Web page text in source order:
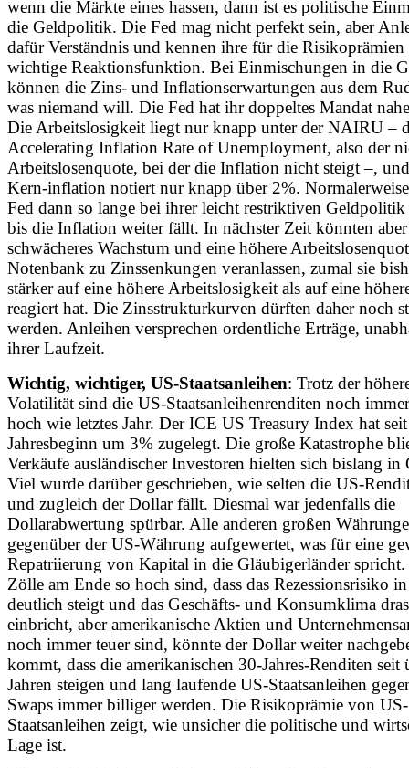
wenn die Märkte eines hassen, dann ist es politische
die Geldpolitik. Die Fed mag nicht perfekt sein, aber
dafür Verständnis und kennen ihre für die Risikoprämien
wichtige Reaktionsfunktion. Bei Einmischungen in die
können die Zins- und Inflationserwartungen aus dem
was niemand will. Die Fed hat ihr doppeltes Mandat
Die Arbeitslosigkeit liegt nur knapp unter der NAIRU –
Accelerating Inflation Rate of Unemployment, also der
Arbeitslosenquote, bei der die Inflation nicht steigt –,
Kern-inflation notiert nur knapp über 2%.
Fed dann so lange bei ihrer leicht restriktiven
bis die Inflation weiter fällt. In nächster Zeit könnten aber
schwächeres Wachstum und eine höhere
Notenbank zu Zinssenkungen veranlassen, zumal sie
stärker auf eine höhere Arbeitslosigkeit als auf eine
reagiert hat. Die Zinsstrukturkurven dürften daher noch
werden. Anleihen versprechen ordentliche Erträge,
ihrer Laufzeit.
Wichtig, wichtiger, US-Staatsanleihen: Trotz der
Volatilität sind die US-Staatsanleihenrenditen noch
hoch wie letztes Jahr. Der ICE US Treasury Index hat seit
Jahresbeginn um 3% zugelegt. Die große Katastrophe
Verkäufe ausländischer Investoren hielten sich bislang in
Viel wurde darüber geschrieben, wie selten die US-
und zugleich der Dollar fällt. Diesmal war jedenfalls die
Dollarabwertung spürbar. Alle anderen großen
gegenüber der US-Währung aufgewertet, was für eine
Repatriierung von Kapital in die Gläubigerländer spricht.
Zölle am Ende so hoch sind, dass das Rezessionsrisiko
deutlich steigt und das Geschäfts- und Konsumklima
einbricht, aber amerikanische Aktien und
noch immer teuer sind, könnte der Dollar weiter
kommt, dass die amerikanischen 30-Jahres-Renditen seit
Jahren steigen und lang laufende US-Staatsanleihen
Swaps immer billiger werden. Die Risikoprämie von US-
Staatsanleihen zeigt, wie unsicher die politische und
Lage ist.